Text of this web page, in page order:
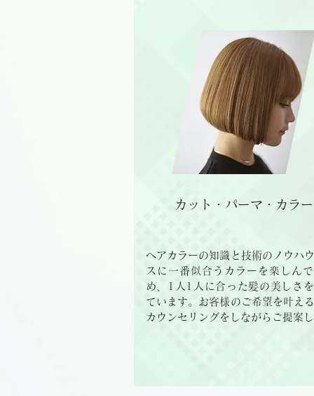
​カット・パーマ・カラー
ヘアカラーの知識と技術のノウハ
スに一番似合うカラーを楽しん
め、1人1人に合った髪の美しさ
ています。お客様のご希望を叶え
カウンセリングをしながらご提案